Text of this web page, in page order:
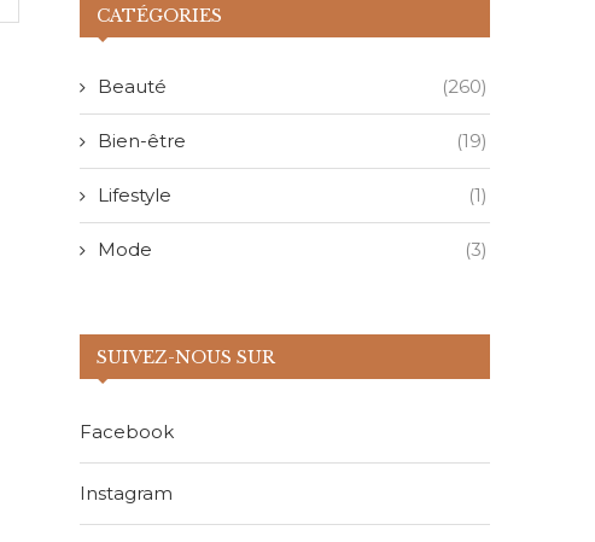
CATÉGORIES
Beauté (260)
Bien-être (19)
Lifestyle (1)
Mode (3)
SUIVEZ-NOUS SUR
Facebook
Instagram